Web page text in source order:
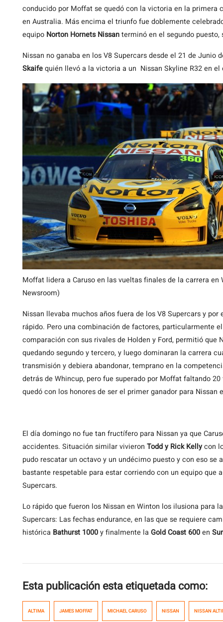
conducido por Moffat se quedó con la victoria en la primera
en Australia. Más encima el triunfo fue doblemente
equipo Norton Hornets Nissanterminó en el segundo
Nissan no ganaba en los V8 Supercars desde el 21 de Junio
Skaifequién llevó a la victoria a un Nissan Skyline R32 en
Moffat lidera a Caruso en las vueltas finales de la carrera en
Newsroom)
Nissan llevaba muchos años fuera de los V8 Supercars y
rápido. Pero una combinación de factores, particularmente
comparación con sus rivales de Holden y Ford, permitió
quedando segundo y tercero, y luego dominaran la carrera
transmisión y debiera abandonar, temprano en la
detrás de Whincup, pero fue superado por Moffat faltando
quedó con los honores de ser el primer ganador para Nissan
El día domingo no fue tan fructífero para Nissan ya que
accidentes. Situación similar vivieron Todd y Rick Kellycon
pudo rescatar un octavo y un undécimo puesto y con eso
bastante respetable para estar corriendo con un equipo que
Supercars.
Lo rápido que fueron los Nissan en Winton los ilusiona para
Supercars: Las fechas endurance, en las que se requiere
histórica Bathurst 1000y finalmente la Gold Coast 600en
Esta publicación esta etiquetada como:
ALTIMA JAMES MOFFAT MICHAEL CARUSO NISSAN NISSAN